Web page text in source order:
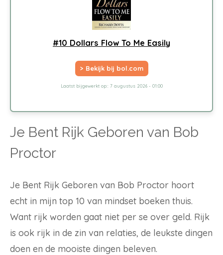
#10 Dollars Flow To Me Easily
> Bekijk bij bol.com
Laatst bijgewerkt op:: 7 augustus 2026 - 01:00
Je Bent Rijk Geboren van Bob
Proctor
Je Bent Rijk Geboren van Bob Proctor hoort
echt in mijn top 10 van mindset boeken thuis.
Want rijk worden gaat niet per se over geld. Rijk
is ook rijk in de zin van relaties, de leukste dingen
doen en de mooiste dingen beleven.